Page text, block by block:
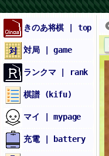
きのあ将棋 | top
対局 | game
ランクマ | rank
棋譜 (kifu)
マイ | mypage
充電 | battery